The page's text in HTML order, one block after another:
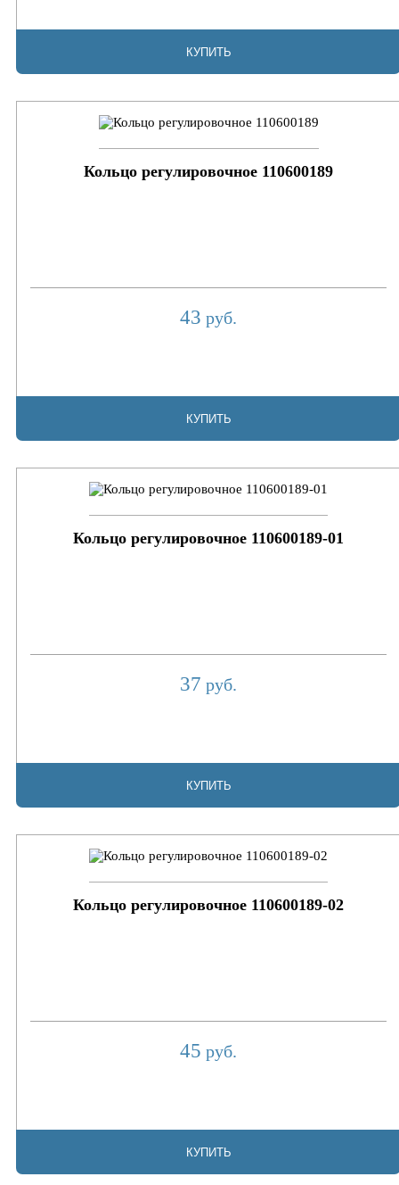
КУПИТЬ
Кольцо регулировочное 110600189
43 руб.
КУПИТЬ
Кольцо регулировочное 110600189-01
37 руб.
КУПИТЬ
Кольцо регулировочное 110600189-02
45 руб.
КУПИТЬ